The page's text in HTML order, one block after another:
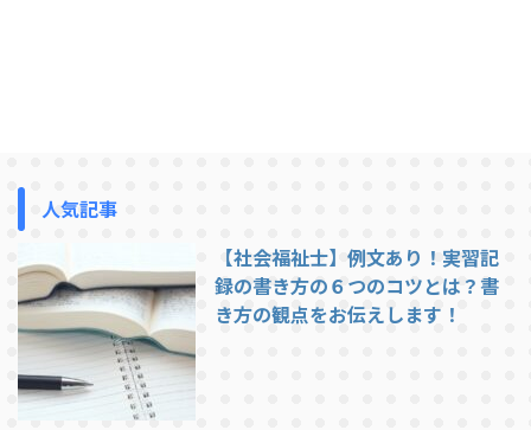
負担であるため、収入などの所得
調査が必要であり、心理的抵抗感
の大きいものであった。 また、
利用者がサービスを選択すること
はできず、行政がサービス内容や
提供期間を決定するものであった
...
人気記事
【社会福祉士】例文あり！実習記
録の書き方の６つのコツとは？書
き方の観点をお伝えします！